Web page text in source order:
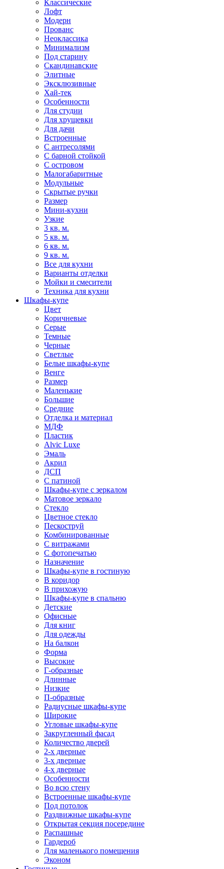
Классические
Лофт
Модерн
Прованс
Неоклассика
Минимализм
Под старину
Скандинавские
Элитные
Эксклюзивные
Хай-тек
Особенности
Для студии
Для хрущевки
Для дачи
Встроенные
С антресолями
С барной стойкой
С островом
Малогабаритные
Модульные
Скрытые ручки
Размер
Мини-кухни
Узкие
3 кв. м.
5 кв. м.
6 кв. м.
9 кв. м.
Все для кухни
Варианты отделки
Мойки и смесители
Техника для кухни
Шкафы-купе
Цвет
Коричневые
Серые
Темные
Черные
Светлые
Белые шкафы-купе
Венге
Размер
Маленькие
Большие
Средние
Отделка и материал
МДФ
Пластик
Alvic Luxe
Эмаль
Акрил
ДСП
С патиной
Шкафы-купе с зеркалом
Матовое зеркало
Стекло
Цветное стекло
Пескоструй
Комбинированные
С витражами
С фотопечатью
Назначение
Шкафы-купе в гостиную
В коридор
В прихожую
Шкафы-купе в спальню
Детские
Офисные
Для книг
Для одежды
На балкон
Форма
Высокие
Г-образные
Длинные
Низкие
П-образные
Радиусные шкафы-купе
Широкие
Угловые шкафы-купе
Закругленный фасад
Количество дверей
2-х дверные
3-х дверные
4-х дверные
Особенности
Во всю стену
Встроенные шкафы-купе
Под потолок
Раздвижные шкафы-купе
Открытая секция посередине
Распашные
Гардероб
Для маленького помещения
Эконом